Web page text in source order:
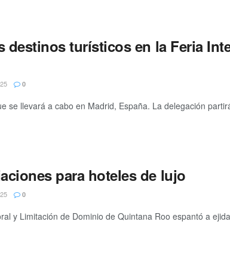
destinos turísticos en la Feria
0
se llevará a cabo en Madrid, España. La delegación
para hoteles de lujo
0
y Limitación de Dominio de Quintana Roo espantó a